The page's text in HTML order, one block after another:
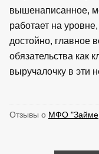
вышенаписанное,
работает на
достойно, главное
обязательства как
выручалочку в эти
Отзывы о МФО